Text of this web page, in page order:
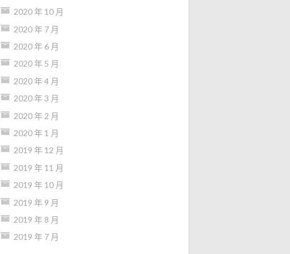
2020 年 10 月
2020 年 7 月
2020 年 6 月
2020 年 5 月
2020 年 4 月
2020 年 3 月
2020 年 2 月
2020 年 1 月
2019 年 12 月
2019 年 11 月
2019 年 10 月
2019 年 9 月
2019 年 8 月
2019 年 7 月